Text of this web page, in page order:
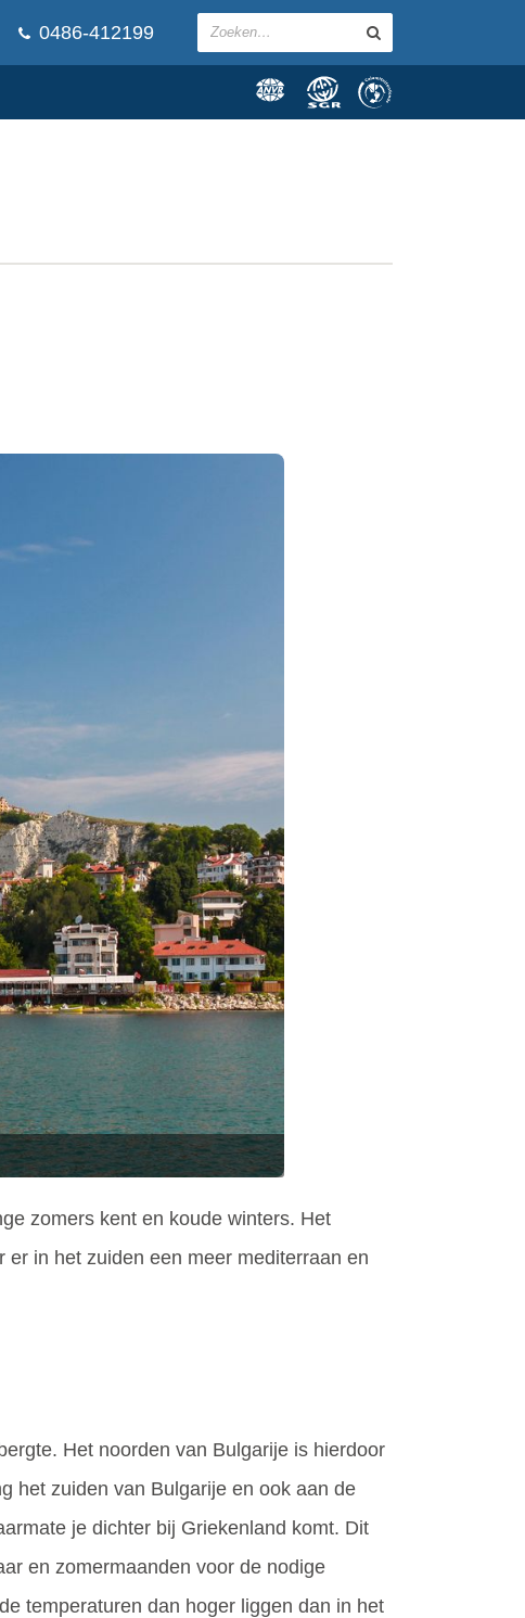
0486-412199
zomers kent en koude winters. Het
in het zuiden een meer mediterraan en
Het noorden van Bulgarije is hierdoor
het zuiden van Bulgarije en ook aan de
je dichter bij Griekenland komt. Dit
en zomermaanden voor de nodige
temperaturen dan hoger liggen dan in het